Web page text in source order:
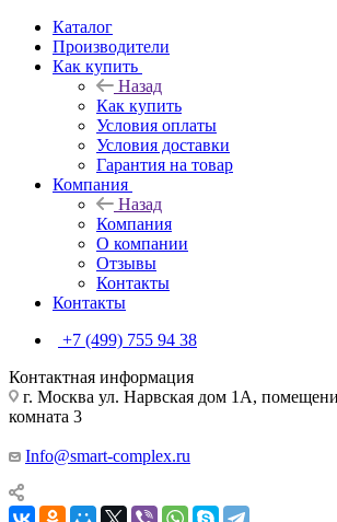
Каталог
Производители
Как купить
Назад
Как купить
Условия оплаты
Условия доставки
Гарантия на товар
Компания
Назад
Компания
О компании
Отзывы
Контакты
Контакты
+7 (499) 755 94 38
Контактная информация
г. Москва ул. Нарвская дом 1А,
комната 3
Info@smart-complex.ru